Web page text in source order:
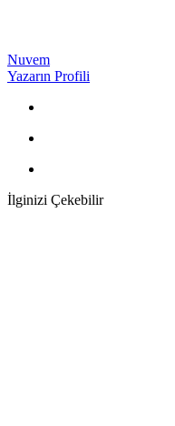
Nuvem
Yazarın Profili
İlginizi Çekebilir